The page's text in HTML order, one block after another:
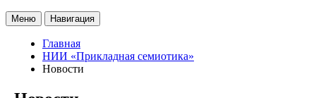
Меню Навигация
Главная
НИИ «Прикладная семиотика»
Новости